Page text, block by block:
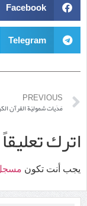
Facebook
Telegram
PREVIOUS
مَدَيات شموليّة القرآن
اترك تعليقاً
يجب أنت تكون